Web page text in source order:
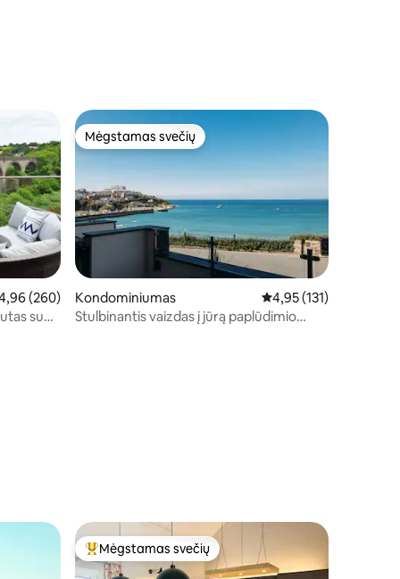
įvertinimas: 4,96 iš 5, atsiliepimų: 260
(260)
su
Mėgstamas svečių
Mėgstamas svečių
Kondominiumas Vidutinis įvertinimas:
4,95 (131)
Stulbinantis vaizdas į jūrą paplūdimio
Svečių mėgstamiausias
Mėgstamas svečių